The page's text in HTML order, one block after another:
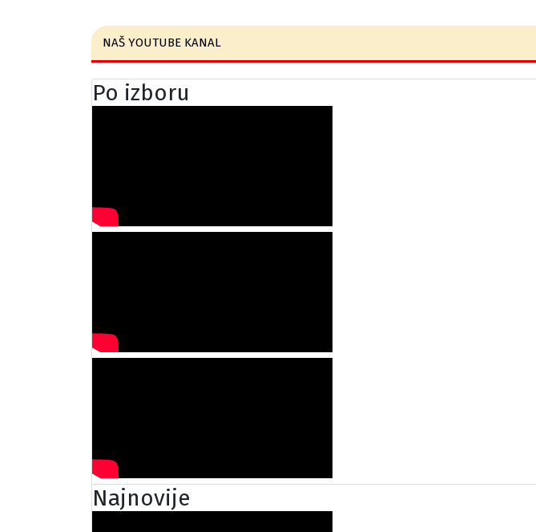
NAŠ YOUTUBE KANAL
Po izboru
Najnovije